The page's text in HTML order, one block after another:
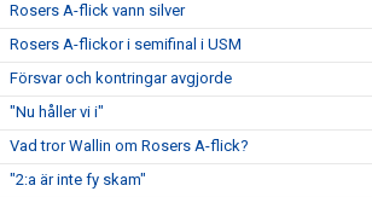
Rosers A-flick vann silver
Rosers A-flickor i semifinal i USM
Försvar och kontringar avgjorde
"Nu håller vi i"
Vad tror Wallin om Rosers A-flick?
"2:a är inte fy skam"